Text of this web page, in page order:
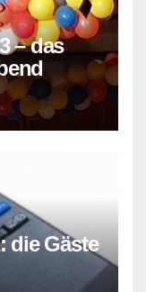
– das
die Gäste